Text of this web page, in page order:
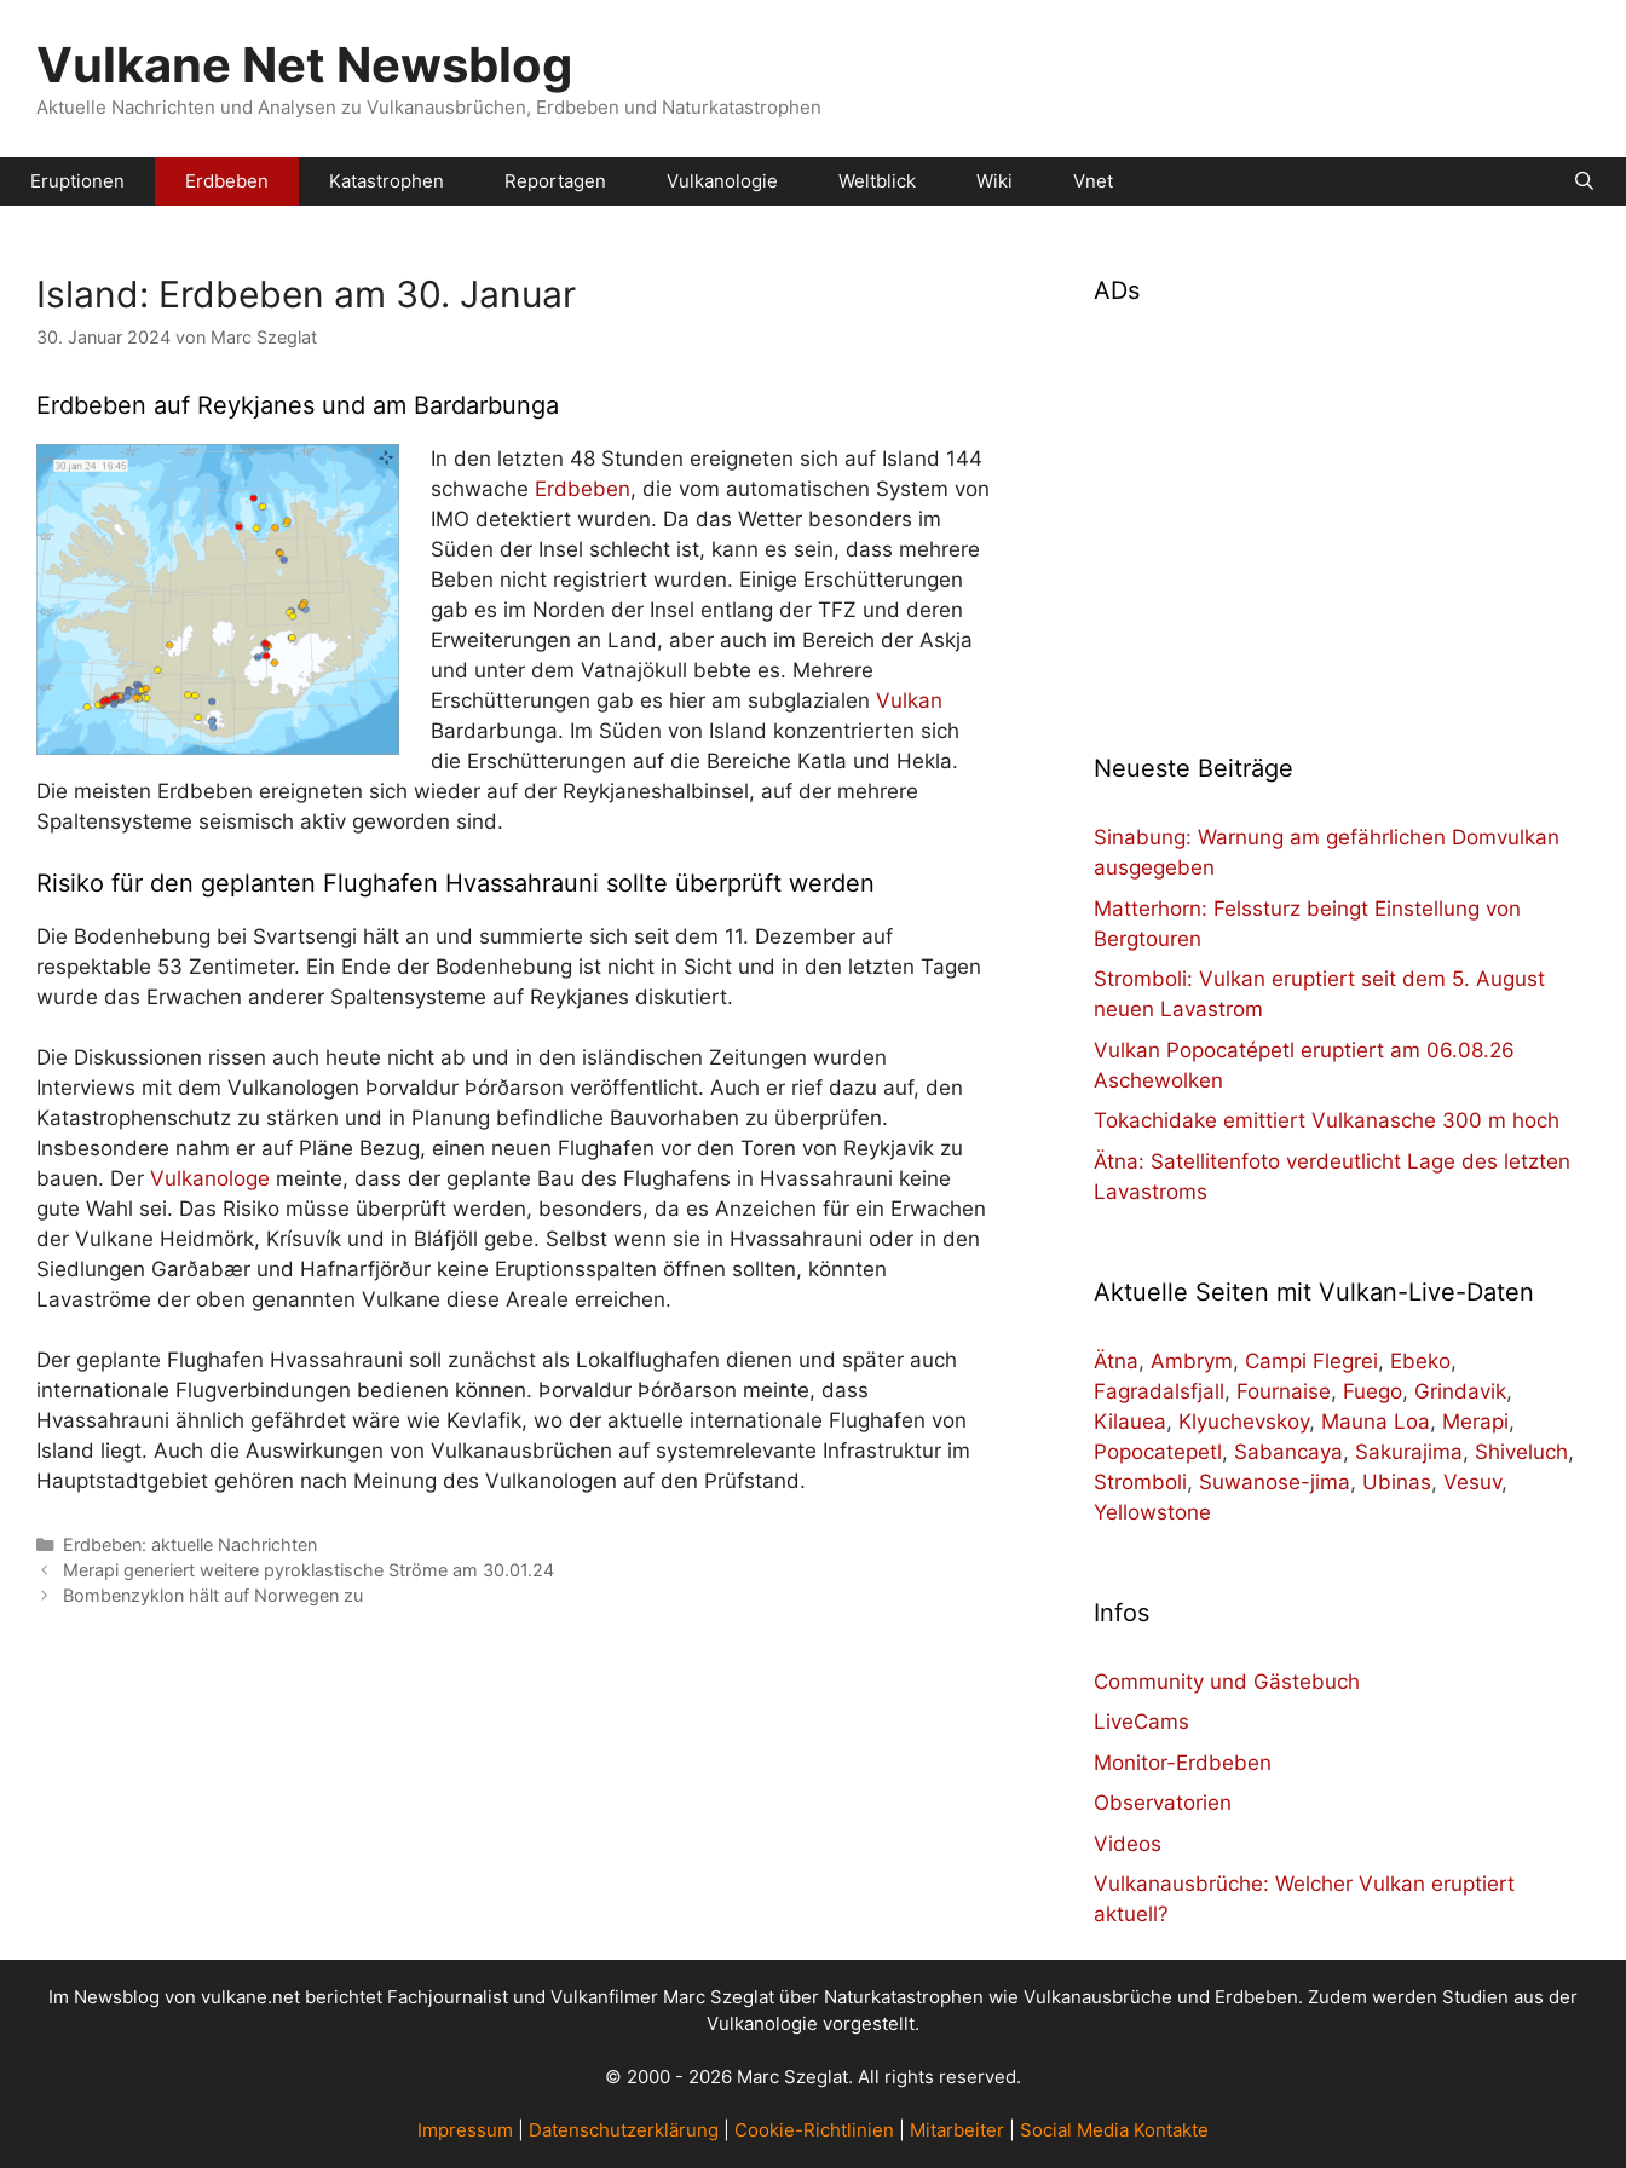
Inhalt
springenVulkane Net Newsblog
Aktuelle Nachrichten und Analysen zu Vulkanausbrüchen, Erdbeben und Naturkatastrophen
Eruptionen Erdbeben Katastrophen Reportagen Vulkanologie Weltblick Wiki Vnet
Island: Erdbeben am 30. Januar
30. Januar 2024 von Marc Szeglat
Erdbeben auf Reykjanes und am Bardarbunga
In den letzten 48 Stunden ereigneten sich auf Island 144
schwache Erdbeben, die vom automatischen System von
IMO detektiert wurden. Da das Wetter besonders im
Süden der Insel schlecht ist, kann es sein, dass mehrere
Beben nicht registriert wurden. Einige Erschütterungen
gab es im Norden der Insel entlang der TFZ und deren
Erweiterungen an Land, aber auch im Bereich der Askja
und unter dem Vatnajökull bebte es. Mehrere
Erschütterungen gab es hier am subglazialen Vulkan
Bardarbunga. Im Süden von Island konzentrierten sich
die Erschütterungen auf die Bereiche Katla und Hekla.
Die meisten Erdbeben ereigneten sich wieder auf der Reykjaneshalbinsel, auf der mehrere
Spaltensysteme seismisch aktiv geworden sind.
Risiko für den geplanten Flughafen Hvassahrauni sollte überprüft werden
Die Bodenhebung bei Svartsengi hält an und summierte sich seit dem 11. Dezember auf
respektable 53 Zentimeter. Ein Ende der Bodenhebung ist nicht in Sicht und in den letzten Tagen
wurde das Erwachen anderer Spaltensysteme auf Reykjanes diskutiert.
Die Diskussionen rissen auch heute nicht ab und in den isländischen Zeitungen wurden
Interviews mit dem Vulkanologen Þorvaldur Þórðarson veröffentlicht. Auch er rief dazu auf, den
Katastrophenschutz zu stärken und in Planung befindliche Bauvorhaben zu überprüfen.
Insbesondere nahm er auf Pläne Bezug, einen neuen Flughafen vor den Toren von Reykjavik zu
bauen. Der Vulkanologe meinte, dass der geplante Bau des Flughafens in Hvassahrauni keine
gute Wahl sei. Das Risiko müsse überprüft werden, besonders, da es Anzeichen für ein Erwachen
der Vulkane Heidmörk, Krísuvík und in Bláfjöll gebe. Selbst wenn sie in Hvassahrauni oder in den
Siedlungen Garðabær und Hafnarfjörður keine Eruptionsspalten öffnen sollten, könnten
Lavaströme der oben genannten Vulkane diese Areale erreichen.
Der geplante Flughafen Hvassahrauni soll zunächst als Lokalflughafen dienen und später auch
internationale Flugverbindungen bedienen können. Þorvaldur Þórðarson meinte, dass
Hvassahrauni ähnlich gefährdet wäre wie Kevlafik, wo der aktuelle internationale Flughafen von
Island liegt. Auch die Auswirkungen von Vulkanausbrüchen auf systemrelevante Infrastruktur im
Hauptstadtgebiet gehören nach Meinung des Vulkanologen auf den Prüfstand.
Kategorien
Erdbeben: aktuelle Nachrichten
Merapi generiert weitere pyroklastische Ströme am 30.01.24
Bombenzyklon hält auf Norwegen zu
ADs
Neueste Beiträge
Sinabung: Warnung am gefährlichen Domvulkan
ausgegeben
Matterhorn: Felssturz beingt Einstellung von
Bergtouren
Stromboli: Vulkan eruptiert seit dem 5. August
neuen Lavastrom
Vulkan Popocatépetl eruptiert am 06.08.26
Aschewolken
Tokachidake emittiert Vulkanasche 300 m hoch
Ätna: Satellitenfoto verdeutlicht Lage des letzten
Lavastroms
Aktuelle Seiten mit Vulkan-Live-Daten
Ätna, Ambrym, Campi Flegrei, Ebeko,
Fagradalsfjall, Fournaise, Fuego, Grindavik,
Kilauea, Klyuchevskoy, Mauna Loa, Merapi,
Popocatepetl, Sabancaya, Sakurajima, Shiveluch,
Stromboli, Suwanose-jima, Ubinas, Vesuv,
Yellowstone
Infos
Community und Gästebuch
LiveCams
Monitor-Erdbeben
Observatorien
Videos
Vulkanausbrüche: Welcher Vulkan eruptiert
aktuell?
Im Newsblog von vulkane.net berichtet Fachjournalist und Vulkanfilmer Marc Szeglat über Naturkatastrophen wie Vulkanausbrüche und Erdbeben. Zudem werden Studien aus der
Vulkanologie vorgestellt.
© 2000 - 2026 Marc Szeglat. All rights reserved.
Impressum Datenschutzerklärung Cookie-Richtlinien Mitarbeiter Social Media Kontakte